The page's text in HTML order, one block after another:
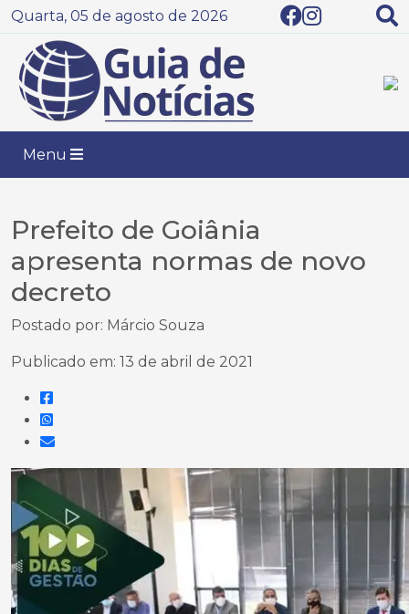
Quarta, 05 de agosto de 2026
Menu
Prefeito de Goiânia
apresenta normas de novo
decreto
Postado por: Márcio Souza
Publicado em: 13 de abril de 2021